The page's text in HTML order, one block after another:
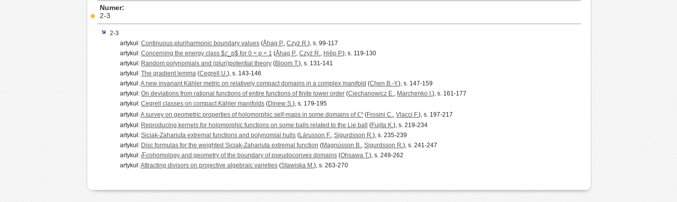
Numer
2-3
2-3
artykuł: Continuous pluriharmonic boundary values (Åhag P., Czyż R.), s. 99-117
artykuł: Concerning the energy class $𝓔_p$ for 0 < p < 1 (Åhag P., Czyż R., Hiêp P.), s. 119-130
artykuł: Random polynomials and (pluri)potential theory (Bloom T.), s. 131-141
artykuł: The gradient lemma (Cegrell U.), s. 143-146
artykuł:A new invariant Kähler metric on relatively compact domains in a complex manifold (Chen B.-Y.), s. 147-159
artykuł: On deviations from rational functions of entire functions of finite lower order (Ciechanowicz E., Marchenko I.), s. 161-177
artykuł: Cegrell classes on compact Kähler manifolds (Dinew S.), s. 179-195
artykuł:A survey on geometric properties of holomorphic self-maps in some domains of ℂⁿ (Frosini C., Vlacci F.), s. 197-217
artykuł: Reproducing kernels for holomorphic functions on some balls related to the Lie ball (Fujita K.), s. 219-234
artykuł: Siciak-Zahariuta extremal functions and polynomial hulls (Lárusson F., Sigurdsson R.), s. 235-239
artykuł: Disc formulas for the weighted Siciak-Zahariuta extremal function (Magnússon B., Sigurdsson R.), s. 241-247
artykuł: ∂̅-cohomology and geometry of the boundary of pseudoconvex domains (Ohsawa T.), s. 249-262
artykuł:Attracting divisors on projective algebraic varieties (Stawiska M.), s. 263-270